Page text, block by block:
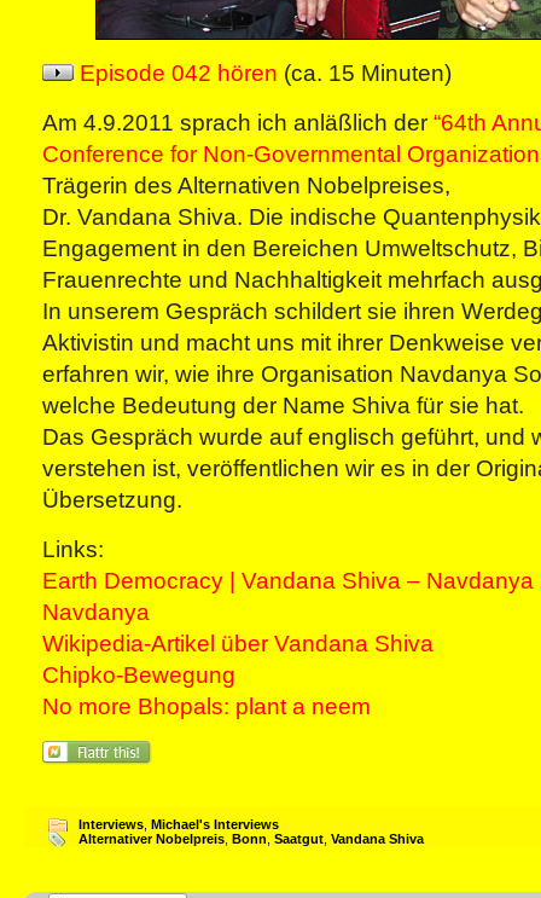
Episode 042 hören (ca. 15 Minuten)
Am 4.9.2011 sprach ich anläßlich der “64th
Conference for Non-Governmental
Trägerin des Alternativen Nobelpreises,
Dr. Vandana Shiva. Die indische
Engagement in den Bereichen Umweltschutz,
Frauenrechte und Nachhaltigkeit mehrfach
In unserem Gespräch schildert sie ihren
Aktivistin und macht uns mit ihrer Denkweise
erfahren wir, wie ihre Organisation Navdanya
welche Bedeutung der Name Shiva für sie hat.
Das Gespräch wurde auf englisch geführt, und
verstehen ist, veröffentlichen wir es in der
Übersetzung.
Links:
Earth Democracy | Vandana Shiva – Navdanya
Navdanya
Wikipedia-Artikel über Vandana Shiva
Chipko-Bewegung
No more Bhopals: plant a neem
Interviews Michael's Interviews
Alternativer Nobelpreis Bonn Saatgut Vandana Shiva